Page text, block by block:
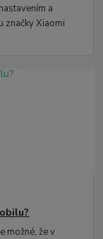
a
značky Xiaomi
možné, že v